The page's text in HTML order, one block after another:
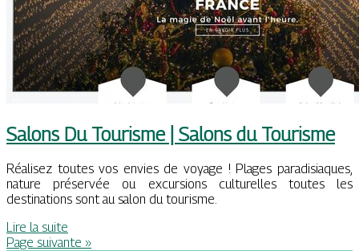
Salons Du Tourisme | Salons du Tourisme
Réalisez toutes vos envies de voyage ! Plages paradisiaques,
nature préservée ou excursions culturelles toutes les
destinations sont au salon du tourisme.
Lire la suite
Page suivante »